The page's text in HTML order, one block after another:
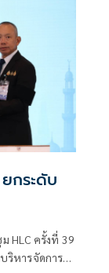
HLC ครั้งที่ 39
ริหารจัดการ